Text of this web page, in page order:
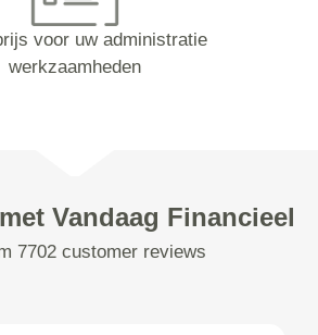
voor uw administratie
werkzaamheden
Vandaag Financieel
7702 customer reviews